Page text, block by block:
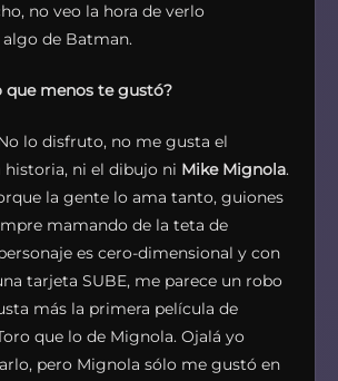
no veo la hora de verlo
de Batman.
que menos te gustó?
lo disfruto, no me gusta el
historia, ni el dibujo ni Mike Mignola.
la gente lo ama tanto, guiones
mamando de la teta de
es cero-dimensional y con
tarjeta SUBE, me parece un robo
más la primera película de
que lo de Mignola. Ojalá yo
pero Mignola sólo me gustó en